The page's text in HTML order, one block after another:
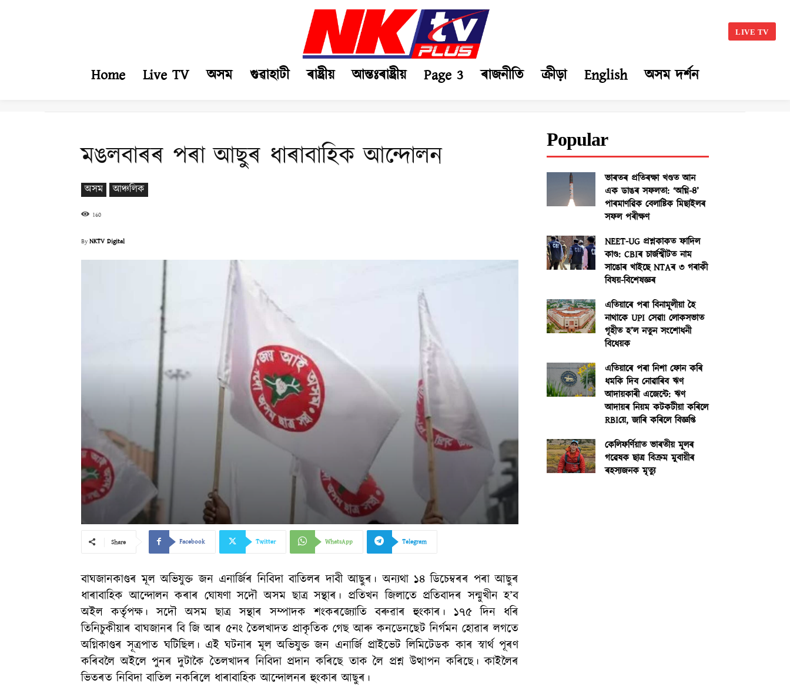
LIVE TV
Home Live TV অসম গুৱাহাটী ৰাষ্ট্ৰীয় আন্তঃৰাষ্ট্ৰীয় Page 3 ৰাজনীতি ক্ৰীড়া English অসম দৰ্শন
মঙলবাৰৰ পৰা আছুৰ ধাৰাবাহিক আন্দোলন
অসম আঞ্চলিক
160
ByNKTV Digital
Share Facebook Twitter WhatsApp Telegram
বাঘজানকাণ্ডৰ মূল অভিযুক্ত জন এনাৰ্জিৰ নিবিদা বাতিলৰ দাবী আছুৰ। অন্যথা ১৪ ডিচেম্বৰৰ পৰা আছুৰ
ধাৰাবাহিক আন্দোলন কৰাৰ ঘোষণা সদৌ অসম ছাত্ৰ সন্থাৰ। প্ৰতিখন জিলাতে প্ৰতিবাদৰ সন্মুখীন হ’ব
অইল কৰ্তৃপক্ষ। সদৌ অসম ছাত্ৰ সন্থাৰ সম্পাদক শংকৰজ্যোতি বৰুৱাৰ হুংকাৰ। ১৭৫ দিন ধৰি
তিনিচুকীয়াৰ বাঘজানৰ বি জি আৰ ৫নং তৈলখাদত প্ৰাকৃতিক গেছ আৰু কনডেনছেট নিৰ্গমন হোৱাৰ লগতে
অগ্নিকাণ্ডৰ সূত্ৰপাত ঘটিছিল। এই ঘটনাৰ মূল অভিযুক্ত জন এনাৰ্জি প্ৰাইভেট লিমিটেডক কাৰ স্বাৰ্থ পূৰণ
কৰিবলৈ অইলে পুনৰ দুটাকৈ তৈলখাদৰ নিবিদা প্ৰদান কৰিছে তাক লৈ প্ৰশ্ন উত্থাপন কৰিছে। কাইলৈৰ
ভিতৰত নিবিদা বাতিল নকৰিলে ধাৰাবাহিক আন্দোলনৰ হুংকাৰ আছুৰ।
Popular
ভাৰতৰ প্ৰতিৰক্ষা খণ্ডত আন
এক ডাঙৰ সফলতা: ‘অগ্নি-৪’
পাৰমাণৱিক বেলাষ্টিক মিছাইলৰ
সফল পৰীক্ষণ
NEET-UG প্ৰশ্নকাকত ফাদিল
কাণ্ড: CBIৰ চাৰ্জশ্বীটত নাম
সাঙোৰ খাইছে NTAৰ ৩ গৰাকী
বিষয়-বিশেষজ্ঞৰ
এতিয়াৰে পৰা বিনামূলীয়া হৈ
নাথাকে UPI সেৱা! লোকসভাত
গৃহীত হ’ল নতুন সংশোধনী
বিধেয়ক
এতিয়াৰে পৰা নিশা ফোন কৰি
ধমকি দিব নোৱাৰিব ঋণ
আদায়কাৰী এজেন্টে: ঋণ
আদায়ৰ নিয়ম কটকটীয়া কৰিলে
RBIয়ে, জাৰি কৰিলে বিজ্ঞপ্তি
কেলিফৰ্ণিয়াত ভাৰতীয় মূলৰ
গৱেষক ছাত্ৰ বিক্ৰম মুবায়ীৰ
ৰহস্যজনক মৃত্যু